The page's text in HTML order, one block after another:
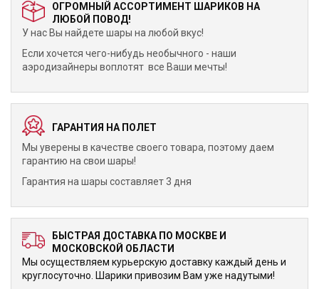
ОГРОМНЫЙ АССОРТИМЕНТ ШАРИКОВ НА
ЛЮБОЙ ПОВОД!
У нас Вы найдете шары на любой вкус!
Если хочется чего-нибудь необычного - наши
аэродизайнеры воплотят все Ваши мечты!
ГАРАНТИЯ НА ПОЛЕТ
Мы уверены в качестве своего товара, поэтому даем
гарантию на свои шары!
Гарантия на шары составляет 3 дня
БЫСТРАЯ ДОСТАВКА ПО МОСКВЕ И
МОСКОВСКОЙ ОБЛАСТИ
Мы осуществляем курьерскую доставку каждый день и
круглосуточно. Шарики привозим Вам уже надутыми!